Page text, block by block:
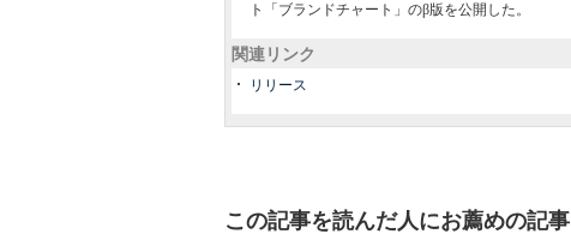
ト「ブランドチャート」のβ版を公開した。
関連リンク
リリース
この記事を読んだ人にお薦めの記事